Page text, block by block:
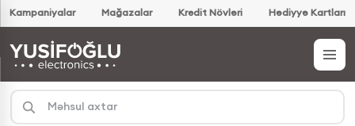
Kampaniyalar Mağazalar Kredit Növləri Hədiyyə Kartları